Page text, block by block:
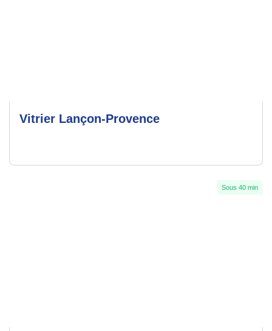
Vitrier Lançon-Provence
Sous 40 min